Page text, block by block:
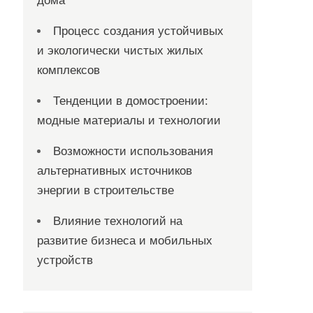
Процесс создания устойчивых
и экологически чистых жилых
комплексов
Тенденции в домостроении:
модные материалы и технологии
Возможности использования
альтернативных источников
энергии в строительстве
Влияние технологий на
развитие бизнеса и мобильных
устройств